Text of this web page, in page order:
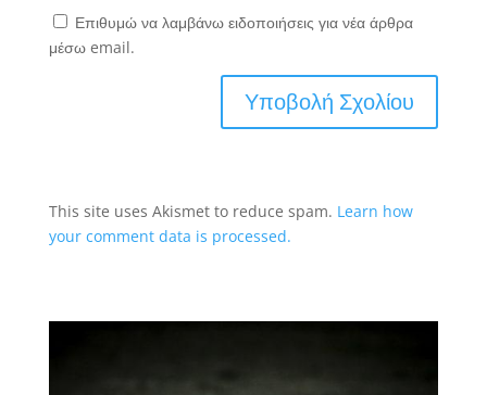
Επιθυμώ να λαμβάνω ειδοποιήσεις για νέα άρθρα
μέσω email.
This site uses Akismet to reduce spam. Learn how
your comment data is processed.